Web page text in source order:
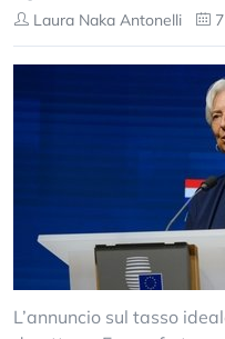
Laura Naka Antonelli
L’annuncio sul tasso